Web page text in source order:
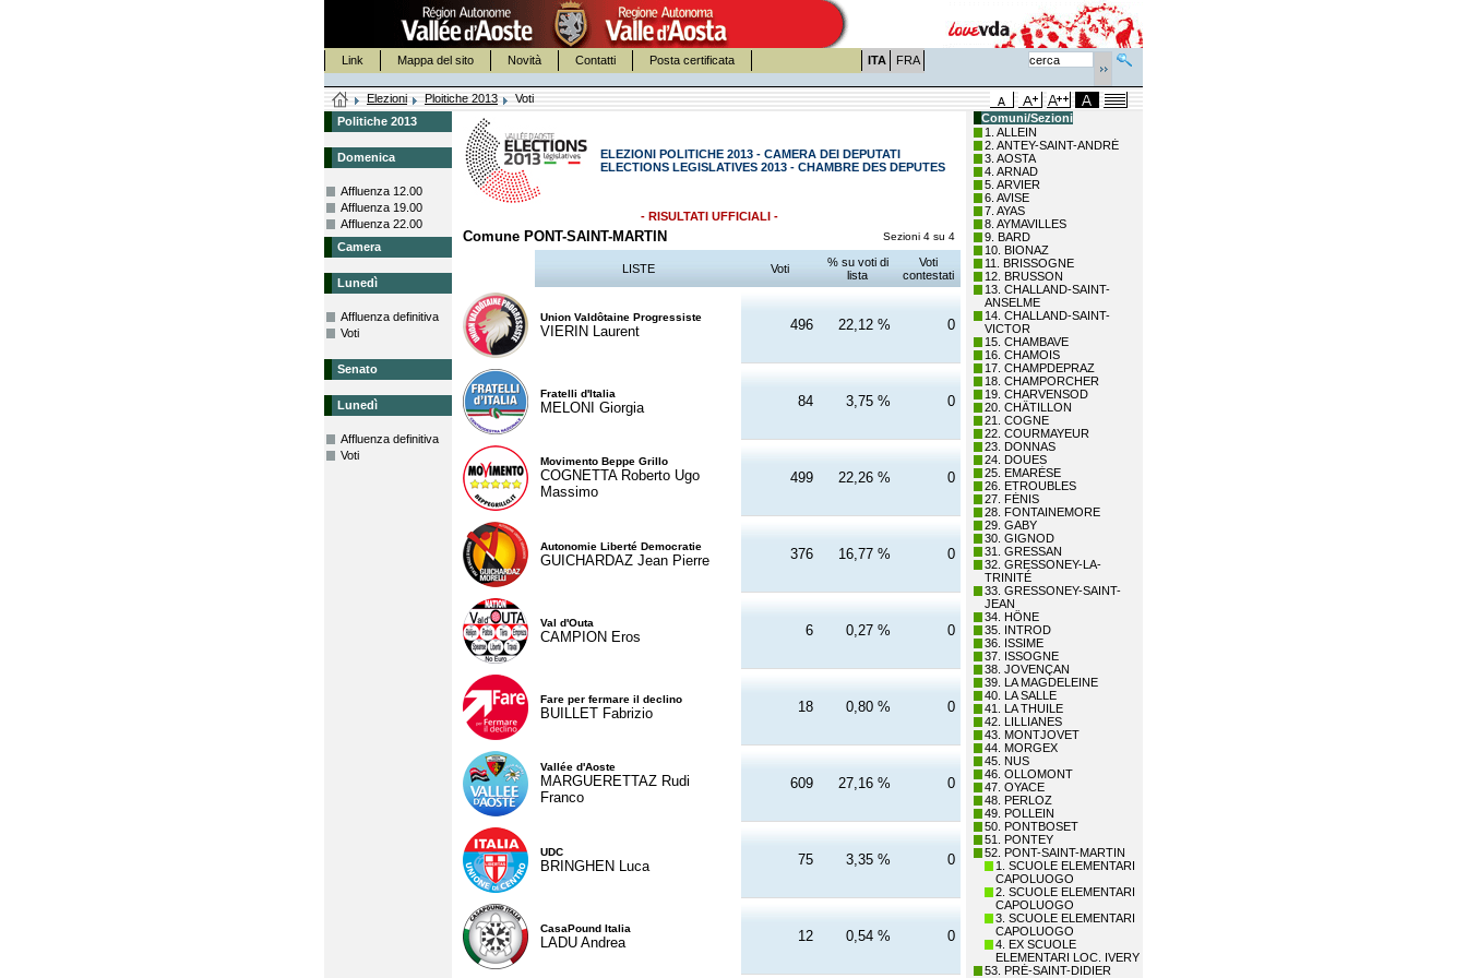
Link Mappa del sito Novità Contatti Posta certificata ITA FRA
Elezioni Ploitiche 2013
Voti
Politiche 2013
Domenica
Affluenza 12.00
Affluenza 19.00
Affluenza 22.00
Camera
Lunedì
Affluenza definitiva
Voti
Senato
Lunedì
Affluenza definitiva
Voti
ELEZIONI POLITICHE 2013 - CAMERA DEI DEPUTATI
ELECTIONS LEGISLATIVES 2013 - CHAMBRE DES DEPUTES
- RISULTATI UFFICIALI -
Comune PONT-SAINT-MARTIN Sezioni 4 su 4
LISTE Voti
% su voti di
lista
Voti
contestati
Union Valdôtaine Progressiste
VIERIN Laurent 496 22,12 % 0
Fratelli d'Italia
MELONI Giorgia 84 3,75 % 0
Movimento Beppe Grillo
COGNETTA Roberto Ugo
Massimo
499 22,26 % 0
Autonomie Liberté Democratie
GUICHARDAZ Jean Pierre 376 16,77 % 0
Val d'Outa
CAMPION Eros 6 0,27 % 0
Fare per fermare il declino
BUILLET Fabrizio 18 0,80 % 0
Vallée d'Aoste
MARGUERETTAZ Rudi
Franco
609 27,16 % 0
UDC
BRINGHEN Luca 75 3,35 % 0
CasaPound Italia
LADU Andrea 12 0,54 % 0
Comuni/Sezioni
1. ALLEIN
2. ANTEY-SAINT-ANDRÉ
3. AOSTA
4. ARNAD
5. ARVIER
6. AVISE
7. AYAS
8. AYMAVILLES
9. BARD
10. BIONAZ
11. BRISSOGNE
12. BRUSSON
13. CHALLAND-SAINT-
ANSELME
14. CHALLAND-SAINT-
VICTOR
15. CHAMBAVE
16. CHAMOIS
17. CHAMPDEPRAZ
18. CHAMPORCHER
19. CHARVENSOD
20. CHÂTILLON
21. COGNE
22. COURMAYEUR
23. DONNAS
24. DOUES
25. EMARÈSE
26. ETROUBLES
27. FÉNIS
28. FONTAINEMORE
29. GABY
30. GIGNOD
31. GRESSAN
32. GRESSONEY-LA-
TRINITÉ
33. GRESSONEY-SAINT-
JEAN
34. HÔNE
35. INTROD
36. ISSIME
37. ISSOGNE
38. JOVENÇAN
39. LA MAGDELEINE
40. LA SALLE
41. LA THUILE
42. LILLIANES
43. MONTJOVET
44. MORGEX
45. NUS
46. OLLOMONT
47. OYACE
48. PERLOZ
49. POLLEIN
50. PONTBOSET
51. PONTEY
52. PONT-SAINT-MARTIN
1. SCUOLE ELEMENTARI
CAPOLUOGO
2. SCUOLE ELEMENTARI
CAPOLUOGO
3. SCUOLE ELEMENTARI
CAPOLUOGO
4. EX SCUOLE
ELEMENTARI LOC. IVERY
53. PRÉ-SAINT-DIDIER